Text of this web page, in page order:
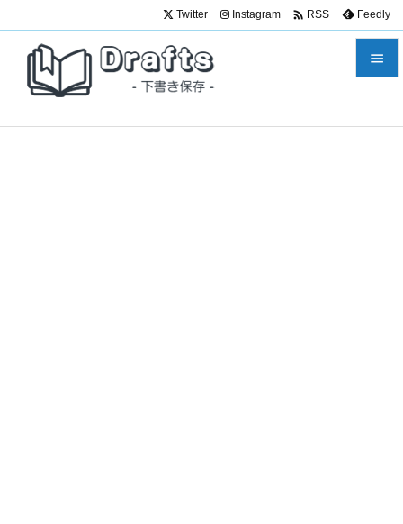

Twitter Instagram  RSS Feedly